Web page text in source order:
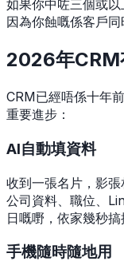
如果你中咗三個或
因為你蝕嘅係客戶同
2026年CRM
CRM已經唔係十年
重要進步：
AI自動填資料
收到一張名片，影
公司資料、職位、
日嘅嘢，依家幾秒搞
手機隨時隨地用